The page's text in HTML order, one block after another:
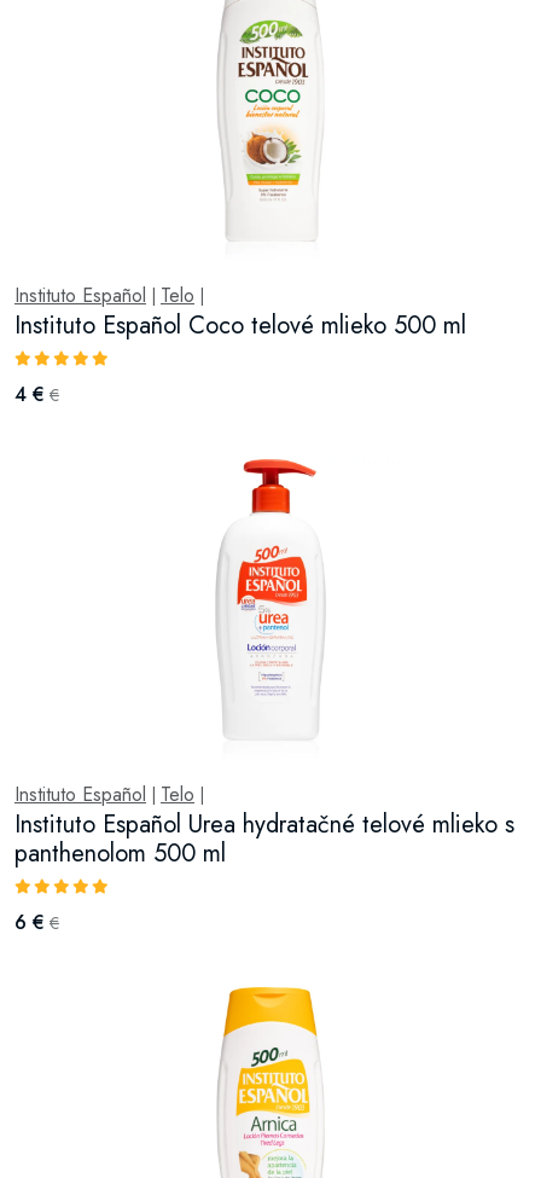
Instituto Español Telo
Instituto Español Coco telové mlieko 500 ml
4 € €
Instituto Español Telo
Instituto Español Urea hydratačné telové mlieko s
panthenolom 500 ml
6 € €